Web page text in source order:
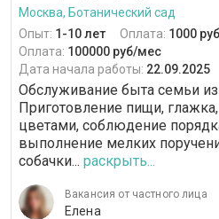
Москва, Ботанический сад
Опыт: 1-10 лет Оплата: 1000
Оплата: 100000 руб/мес
Дата начала работы: 22.09.2025
Обслуживание быта семьи
Приготовление пищи, глажка,
цветами, соблюдение
выполнение мелких
собачки... раскрыть...
Вакансия от частного лица
Елена